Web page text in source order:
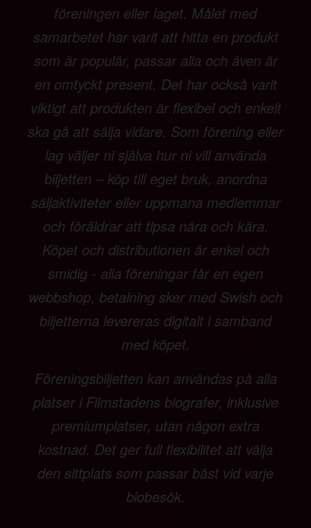
föreningen eller laget. Målet med
samarbetet har varit att hitta en produkt
som är populär, passar alla och även är
en omtyckt present. Det har också varit
viktigt att produkten är flexibel och enkelt
ska gå att sälja vidare. Som förening eller
lag väljer ni själva hur ni vill använda
biljetten – köp till eget bruk, anordna
säljaktiviteter eller uppmana medlemmar
och föräldrar att tipsa nära och kära.
Köpet och distributionen är enkel och
smidig - alla föreningar får en egen
webbshop, betalning sker med Swish och
biljetterna levereras digitalt i samband
med köpet.
Föreningsbiljetten kan användas på alla
platser i Filmstadens biografer, inklusive
premiumplatser, utan någon extra
kostnad. Det ger full flexibilitet att välja
den sittplats som passar bäst vid varje
biobesök.